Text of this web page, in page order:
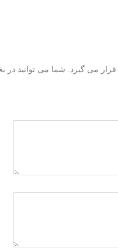
می گیرد. شما می توانید در